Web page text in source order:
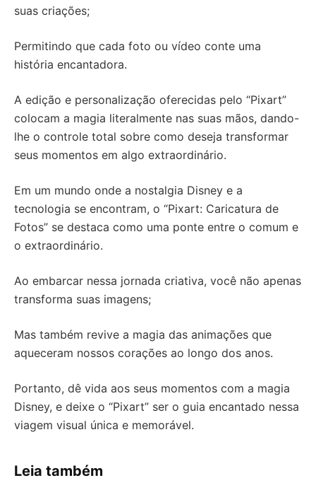
suas criações;
Permitindo que cada foto ou vídeo conte uma
história encantadora.
A edição e personalização oferecidas pelo “Pixart”
colocam a magia literalmente nas suas mãos, dando-
lhe o controle total sobre como deseja transformar
seus momentos em algo extraordinário.
Em um mundo onde a nostalgia Disney e a
tecnologia se encontram, o “Pixart: Caricatura de
Fotos” se destaca como uma ponte entre o comum e
o extraordinário.
Ao embarcar nessa jornada criativa, você não apenas
transforma suas imagens;
Mas também revive a magia das animações que
aqueceram nossos corações ao longo dos anos.
Portanto, dê vida aos seus momentos com a magia
Disney, e deixe o “Pixart” ser o guia encantado nessa
viagem visual única e memorável.
Leia também